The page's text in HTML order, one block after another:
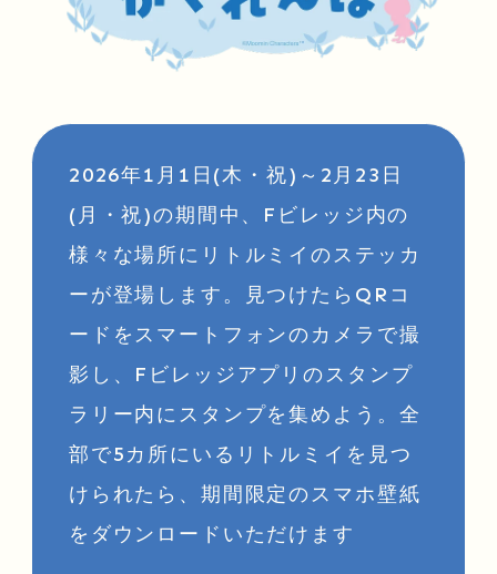
2026年1月1日(木・祝)～2月23日
(月・祝)の期間中、Fビレッジ内の
様々な場所にリトルミイのステッカ
ーが登場します。見つけたらQRコ
ードをスマートフォンのカメラで撮
影し、Fビレッジアプリのスタンプ
ラリー内にスタンプを集めよう。全
部で5カ所にいるリトルミイを見つ
けられたら、期間限定のスマホ壁紙
をダウンロードいただけます